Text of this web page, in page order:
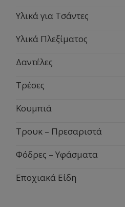
Υλικά για Τσάντες
Υλικά Πλεξίματος
Δαντέλες
Τρέσες
Κουμπιά
Τρουκ – Πρεσαριστά
Φόδρες – Υφάσματα
Εποχιακά Είδη